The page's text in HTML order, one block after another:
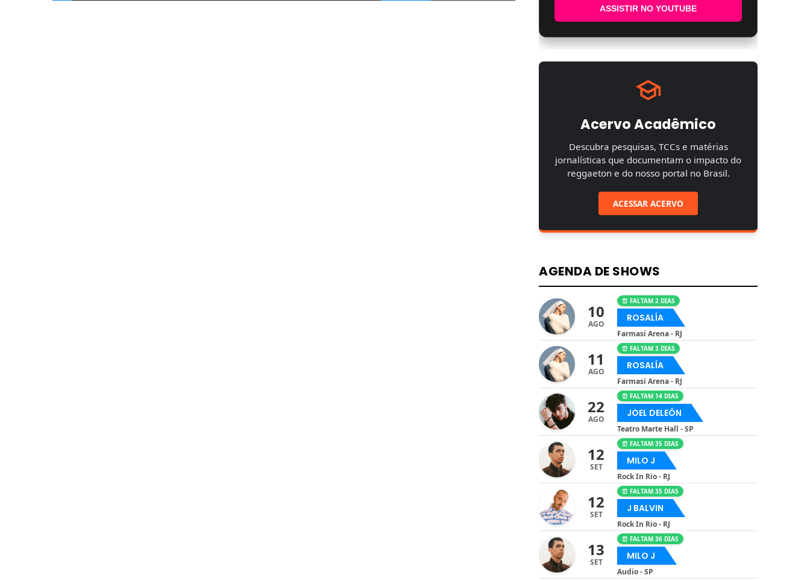
ASSISTIR NO YOUTUBE
Acervo Acadêmico
Descubra pesquisas, TCCs e matérias
jornalísticas que documentam o impacto do
reggaeton e do nosso portal no Brasil.
ACESSAR ACERVO
AGENDA DE SHOWS
10
AGO
⏰ FALTAM 2 DIAS
ROSALÍA
Farmasi Arena - RJ
11
AGO
⏰ FALTAM 3 DIAS
ROSALÍA
Farmasi Arena - RJ
22
AGO
⏰ FALTAM 14 DIAS
JOEL DELEÓN
Teatro Marte Hall - SP
12
SET
⏰ FALTAM 35 DIAS
MILO J
Rock In Rio - RJ
12
SET
⏰ FALTAM 35 DIAS
J BALVIN
Rock In Rio - RJ
13
SET
⏰ FALTAM 36 DIAS
MILO J
Audio - SP